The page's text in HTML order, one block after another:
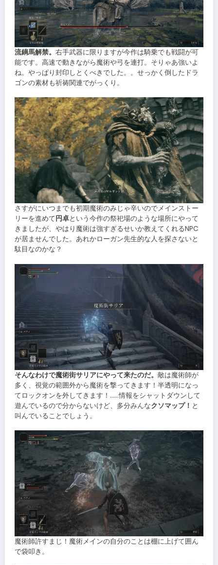
流鏑馬解禁。 右手武器に限りますが今作は騎乗でも戦闘が可
能です。高速で動きながら魔術や弓を連打。そりゃあ強いよ
ね。やっぱり封印しとくべきでした。。せっかく倒したドラ
ゴンの素材も祈祷関連でがっくり。
さすがにいつまでも初期魔術のみじゃ辛いのでメインストー
リーを進めて 円卓という今作の祭祀場のような場所にやって
きましたが、やはり魔術は強すぎるせいか教えてくれるNPC
が居ませんでした。あれかローガン先生的な人を探さないと
駄目なのかな？
そんなわけで魔術街サリアにやって来たのだ。 敵は魔術師が
多く、視覚の範囲外から魔術を撃ってきます！半透明になっ
てロックオンを外してきます！……情報をシャットダウンして
遊んでいるので分からないけど、多分みんなクソマップ！ と
叫んでいることでしょう。
魔術師許すまじ！魔術メインの自分のことは棚に上げて囲ん
で袋叩き。